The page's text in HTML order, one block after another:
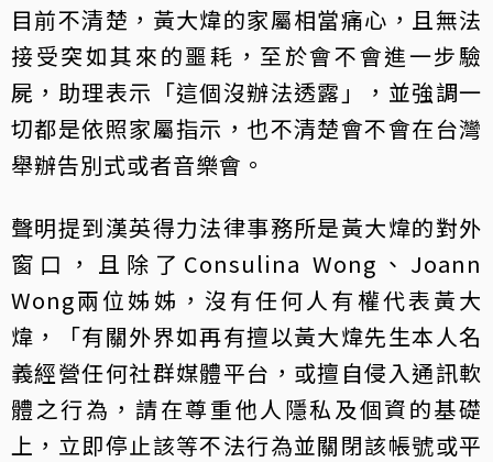
目前不清楚，黃大煒的家屬相當痛心，且無法
接受突如其來的噩耗，至於會不會進一步驗
屍，助理表示「這個沒辦法透露」，並強調一
切都是依照家屬指示，也不清楚會不會在台灣
舉辦告別式或者音樂會。
聲明提到漢英得力法律事務所是黃大煒的對外
窗口，且除了Consulina Wong、Joann
Wong兩位姊姊，沒有任何人有權代表黃大
煒，「有關外界如再有擅以黃大煒先生本人名
義經營任何社群媒體平台，或擅自侵入通訊軟
體之行為，請在尊重他人隱私及個資的基礎
上，立即停止該等不法行為並關閉該帳號或平